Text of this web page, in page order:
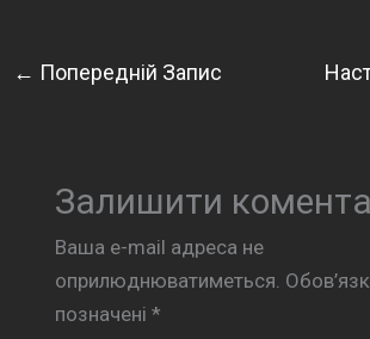
← Попередній Запис
Залишити
Ваша e-mail адреса не
оприлюднюватиметься.
позначені *